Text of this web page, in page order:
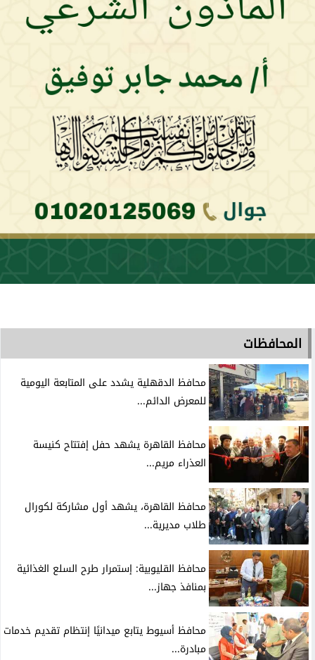
المحافظات
محافظ الدقهلية يشدد على المتابعة اليومية
للمعرض الدائم...
محافظ القاهرة يشهد حفل إفتتاح كنيسة
العذراء مريم...
محافظ القاهرة، يشهد أول مشاركة لكورال
طلاب مديرية...
محافظ القليوبية: إستمرار طرح السلع الغذائية
بمنافذ جهاز...
محافظ أسيوط يتابع ميدانيًا إنتظام تقديم خدمات
مبادرة...